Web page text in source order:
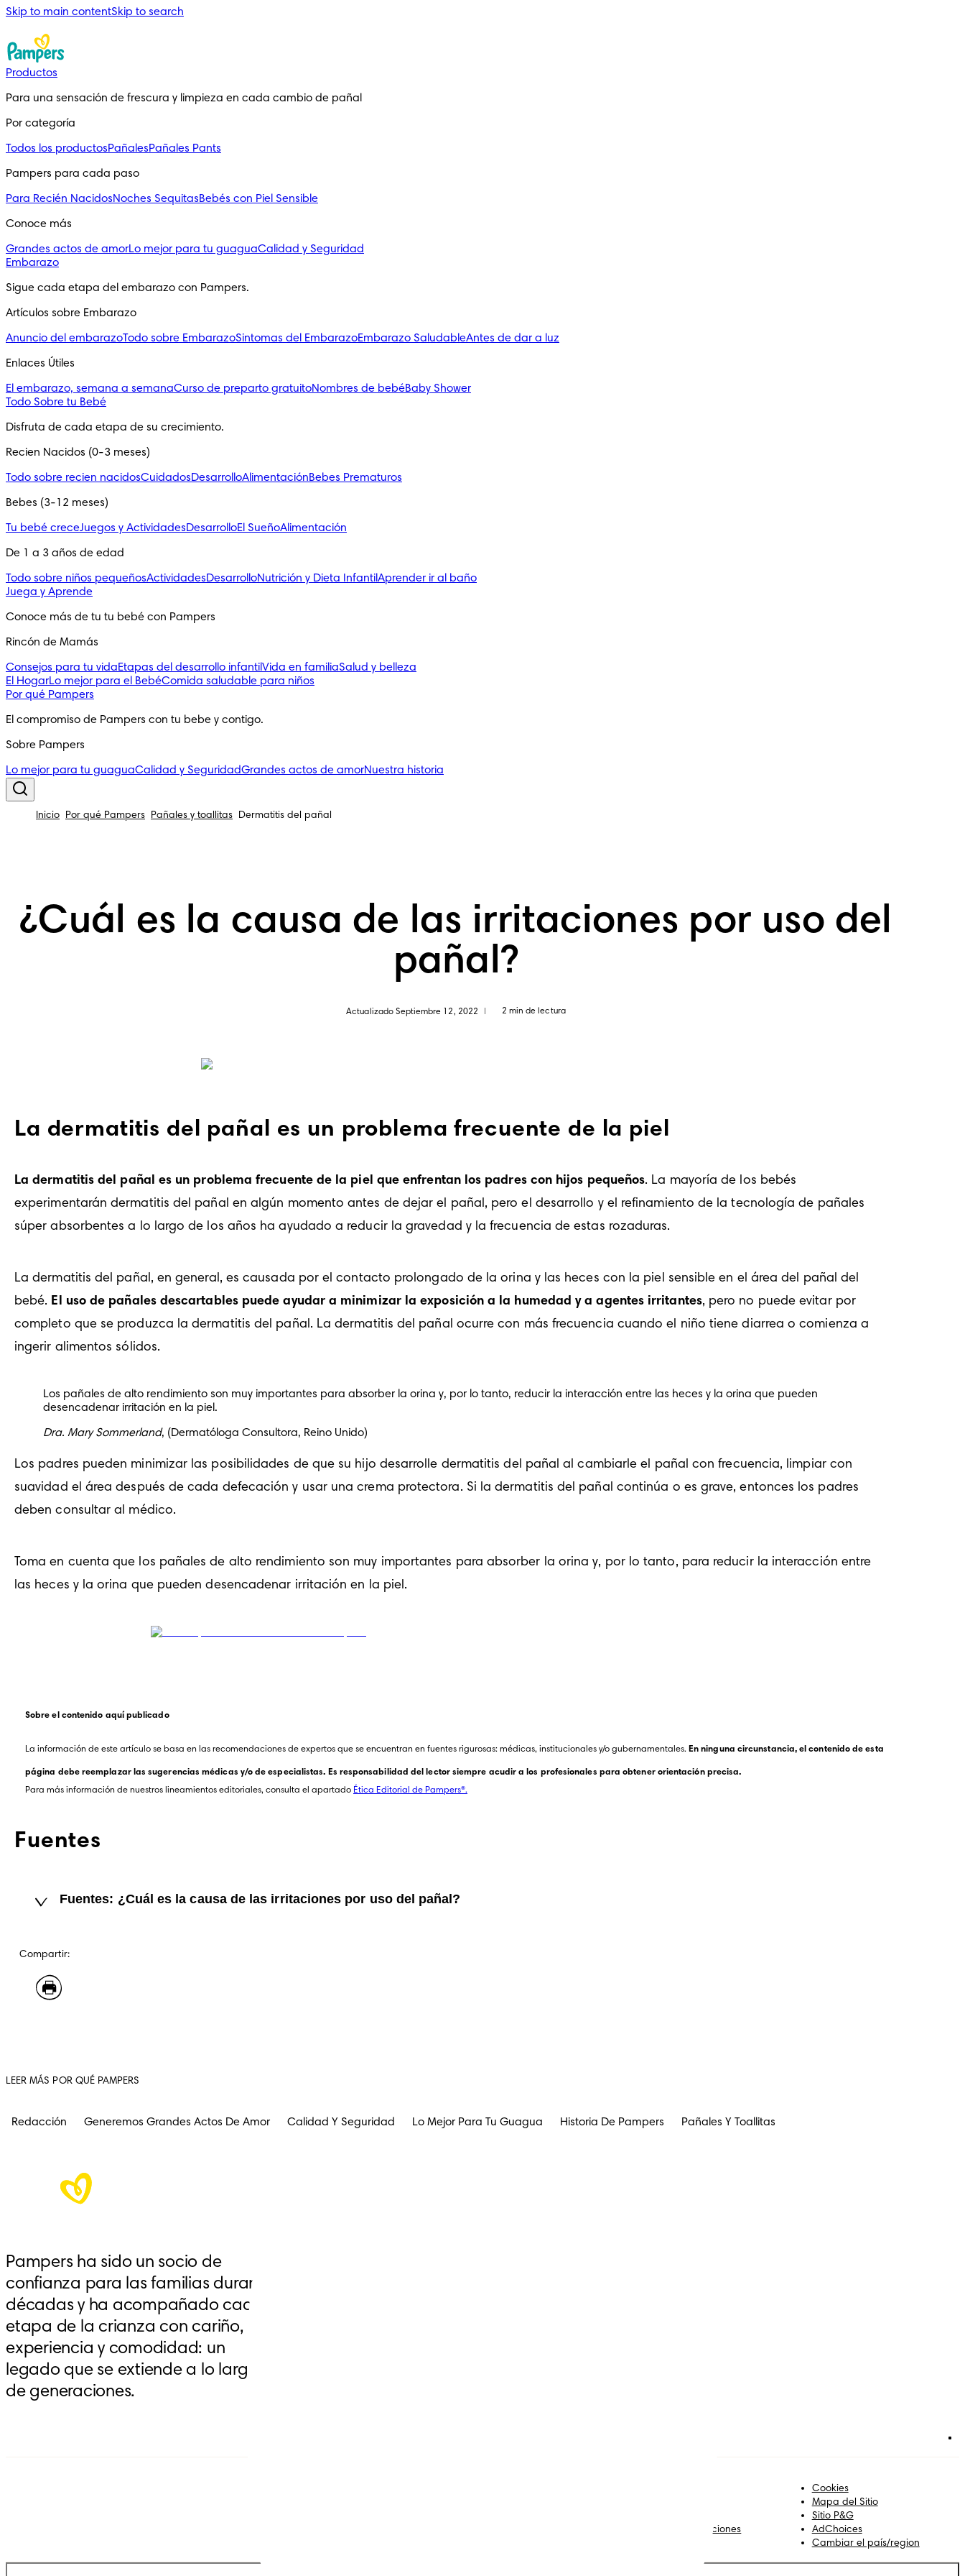
Skip to main contentSkip to search
Productos
Para una sensación de frescura y limpieza en cada cambio de pañal
Por categoría
Todos los productosPañalesPañales Pants
Pampers para cada paso
Para Recién NacidosNoches SequitasBebés con Piel Sensible
Conoce más
Grandes actos de amorLo mejor para tu guaguaCalidad y Seguridad
Embarazo
Sigue cada etapa del embarazo con Pampers.
Artículos sobre Embarazo
Anuncio del embarazoTodo sobre EmbarazoSintomas del EmbarazoEmbarazo SaludableAntes de dar a luz
Enlaces Útiles
El embarazo, semana a semanaCurso de preparto gratuitoNombres de bebéBaby Shower
Todo Sobre tu Bebé
Disfruta de cada etapa de su crecimiento.
Recien Nacidos (0-3 meses)
Todo sobre recien nacidosCuidadosDesarrolloAlimentaciónBebes Prematuros
Bebes (3-12 meses)
Tu bebé creceJuegos y ActividadesDesarrolloEl SueñoAlimentación
De 1 a 3 años de edad
Todo sobre niños pequeñosActividadesDesarrolloNutrición y Dieta InfantilAprender ir al baño
Juega y Aprende
Conoce más de tu tu bebé con Pampers
Rincón de Mamás
Consejos para tu vidaEtapas del desarrollo infantilVida en familiaSalud y belleza
El HogarLo mejor para el BebéComida saludable para niños
Por qué Pampers
El compromiso de Pampers con tu bebe y contigo.
Sobre Pampers
Lo mejor para tu guaguaCalidad y SeguridadGrandes actos de amorNuestra historia
Inicio Por qué Pampers Pañales y toallitas Dermatitis del pañal
¿Cuál es la causa de las irritaciones por uso del
pañal?
Actualizado Septiembre 12, 2022 2 min de lectura
La dermatitis del pañal es un problema frecuente de la piel
La dermatitis del pañal es un problema frecuente de la piel que enfrentan los padres con hijos pequeños. La mayoría de los bebés
experimentarán dermatitis del pañal en algún momento antes de dejar el pañal, pero el desarrollo y el refinamiento de la tecnología de pañales
súper absorbentes a lo largo de los años ha ayudado a reducir la gravedad y la frecuencia de estas rozaduras.
La dermatitis del pañal, en general, es causada por el contacto prolongado de la orina y las heces con la piel sensible en el área del pañal del
bebé. El uso de pañales descartables puede ayudar a minimizar la exposición a la humedad y a agentes irritantes, pero no puede evitar por
completo que se produzca la dermatitis del pañal. La dermatitis del pañal ocurre con más frecuencia cuando el niño tiene diarrea o comienza a
ingerir alimentos sólidos.
Los pañales de alto rendimiento son muy importantes para absorber la orina y, por lo tanto, reducir la interacción entre las heces y la orina que pueden
desencadenar irritación en la piel.
Dra. Mary Sommerland, (Dermatóloga Consultora, Reino Unido)
Los padres pueden minimizar las posibilidades de que su hijo desarrolle dermatitis del pañal al cambiarle el pañal con frecuencia, limpiar con
suavidad el área después de cada defecación y usar una crema protectora. Si la dermatitis del pañal continúa o es grave, entonces los padres
deben consultar al médico.
Toma en cuenta que los pañales de alto rendimiento son muy importantes para absorber la orina y, por lo tanto, para reducir la interacción entre
las heces y la orina que pueden desencadenar irritación en la piel.
Sobre el contenido aquí publicado
La información de este artículo se basa en las recomendaciones de expertos que se encuentran en fuentes rigurosas: médicas, institucionales y/o gubernamentales. En ninguna circunstancia, el contenido de esta
página debe reemplazar las sugerencias médicas y/o de especialistas. Es responsabilidad del lector siempre acudir a los profesionales para obtener orientación precisa.
Para más información de nuestros lineamientos editoriales, consulta el apartado Ética Editorial de Pampers®.
Fuentes
Fuentes: ¿Cuál es la causa de las irritaciones por uso del pañal?
Compartir:
LEER MÁS POR QUÉ PAMPERS
Redacción Generemos Grandes Actos De Amor Calidad Y Seguridad Lo Mejor Para Tu Guagua Historia De Pampers Pañales Y Toallitas
Pampers ha sido un socio de
confianza para las familias durante
décadas y ha acompañado cada
etapa de la crianza con cariño,
experiencia y comodidad: un
legado que se extiende a lo largo
de generaciones.
Terminos y condiciones
Cookies
Mapa del Sitio
Sitio P&G
AdChoices
Cambiar el país/region